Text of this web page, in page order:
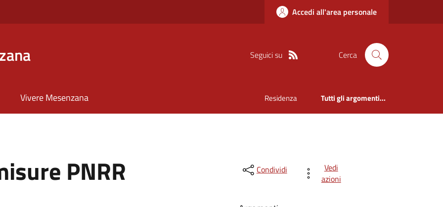
Accedi all'area personale
Seguici su Cerca
Vivere Mesenzana Residenza Tutti gli argomenti...
PNRR Condividi
Vedi
azioni